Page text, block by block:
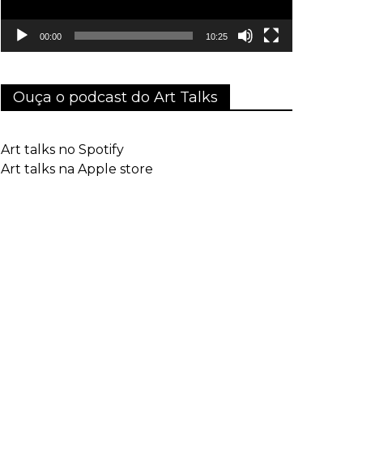
00:00 10:25
Ouça o podcast do Art Talks
Art talks no Spotify
Art talks na Apple store